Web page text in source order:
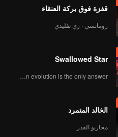
قفزة فوق بركة العنقاء
رومانسي · زي تقليدي
Swallowed Star
Human evolution is the only answer.
الخالد المتمرد
محاربو القدر